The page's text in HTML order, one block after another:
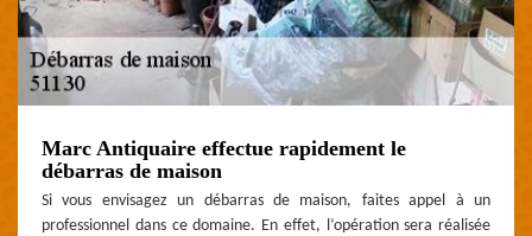
Marc Antiquaire effectue rapidement le
débarras de maison
Si vous envisagez un débarras de maison, faites appel à un
professionnel dans ce domaine. En effet, l’opération sera réalisée